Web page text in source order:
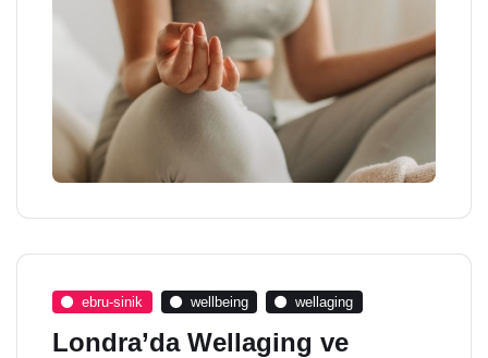
ebru-sinik wellbeing wellaging
Londra’da Wellaging ve